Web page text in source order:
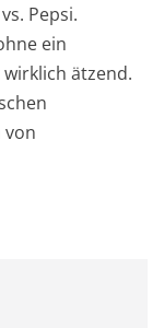
Pepsi.
ein
ätzend.
von